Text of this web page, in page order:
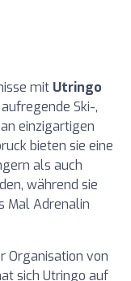
mit Utringo
Ski-,
einzigartigen
bieten sie eine
als auch
während sie
Mal Adrenalin
Organisation von
sich Utringo auf